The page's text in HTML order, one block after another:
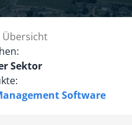
Übersicht
Sektor
Software